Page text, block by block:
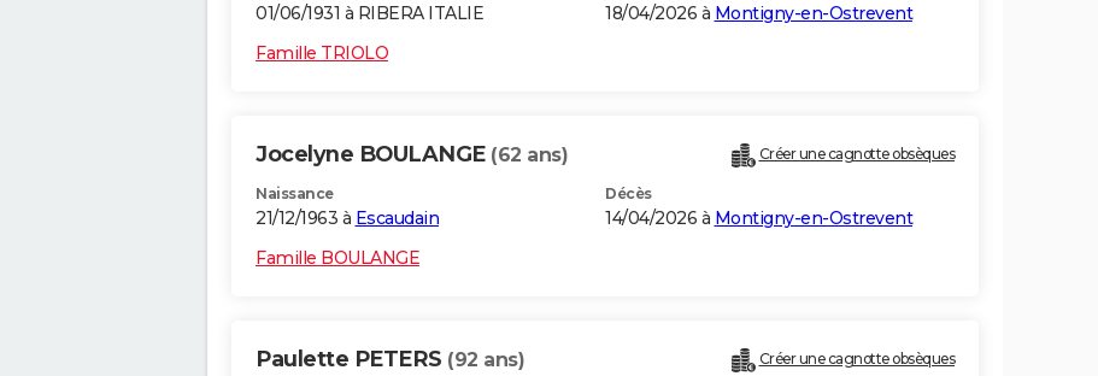
01/06/1931 à RIBERA ITALIE 18/04/2026 à Montigny-en-Ostrevent
Famille TRIOLO
Jocelyne BOULANGE (62 ans) Créer une cagnotte obsèques
Naissance
21/12/1963 à Escaudain
Décès
14/04/2026 à Montigny-en-Ostrevent
Famille BOULANGE
Paulette PETERS (92 ans) Créer une cagnotte obsèques